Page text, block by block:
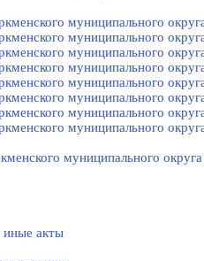
муниципального
муниципального
муниципального
муниципального
муниципального
муниципального
муниципального
муниципального
муниципального округа
акты